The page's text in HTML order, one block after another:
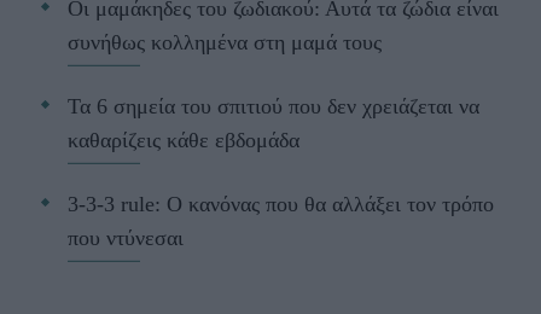
Οι μαμάκηδες του ζωδιακού: Αυτά τα ζώδια είναι
συνήθως κολλημένα στη μαμά τους
Τα 6 σημεία του σπιτιού που δεν χρειάζεται να
καθαρίζεις κάθε εβδομάδα
3-3-3 rule: Ο κανόνας που θα αλλάξει τον τρόπο
που ντύνεσαι